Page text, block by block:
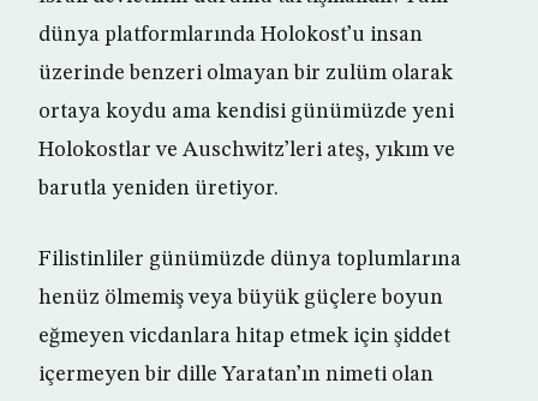
dünya platformlarında Holokost’u insan
üzerinde benzeri olmayan bir zulüm olarak
ortaya koydu ama kendisi günümüzde yeni
Holokostlar ve Auschwitz’leri ateş, yıkım ve
barutla yeniden üretiyor.
Filistinliler günümüzde dünya toplumlarına
henüz ölmemiş veya büyük güçlere boyun
eğmeyen vicdanlara hitap etmek için şiddet
içermeyen bir dille Yaratan’ın nimeti olan